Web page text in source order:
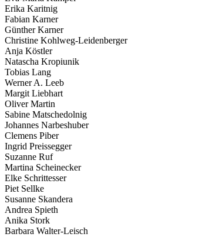
Erika Karitnig
Fabian Karner
Günther Karner
Christine Kohlweg-Leidenberger
Anja Köstler
Natascha Kropiunik
Tobias Lang
Werner A. Leeb
Margit Liebhart
Oliver Martin
Sabine Matschedolnig
Johannes Narbeshuber
Clemens Piber
Ingrid Preissegger
Suzanne Ruf
Martina Scheinecker
Elke Schrittesser
Piet Sellke
Susanne Skandera
Andrea Spieth
Anika Stork
Barbara Walter-Leisch